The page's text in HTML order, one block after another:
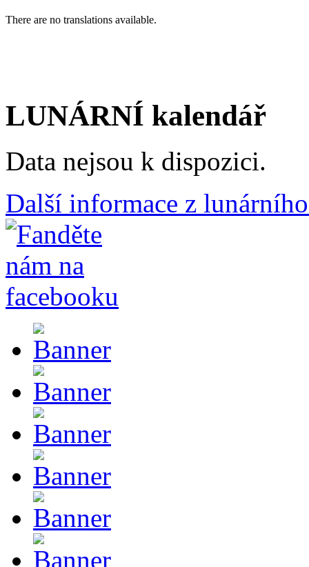
There are no translations available.
LUNÁRNÍ kalendář
Data nejsou k dispozici.
Další informace z